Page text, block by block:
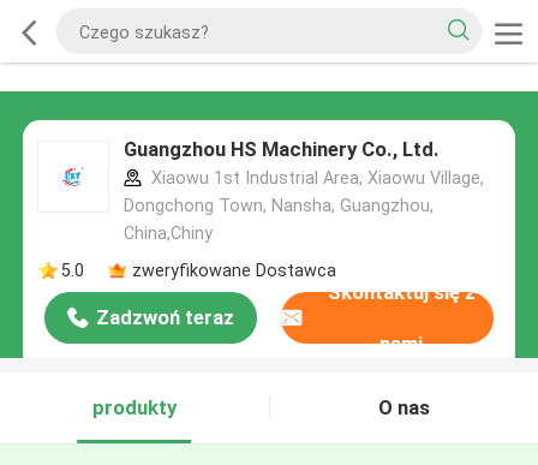
Guangzhou HS Machinery Co., Ltd.
Xiaowu 1st Industrial Area, Xiaowu Village,
Dongchong Town, Nansha, Guangzhou,
China,Chiny
5.0
zweryfikowane Dostawca
Zadzwoń teraz
Skontaktuj się z
nami
produkty O nas